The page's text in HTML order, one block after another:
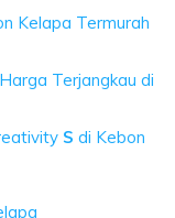
Kelapa Termurah
Terjangkau di
S di Kebon